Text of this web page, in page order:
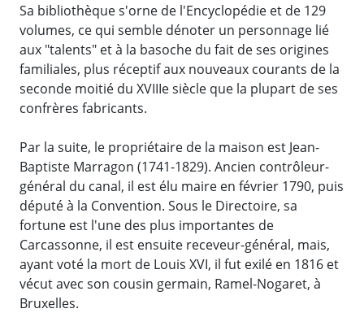
Sa bibliothèque s'orne de l'Encyclopédie et de 129
volumes, ce qui semble dénoter un personnage lié
aux "talents" et à la basoche du fait de ses origines
familiales, plus réceptif aux nouveaux courants de la
seconde moitié du XVIIIe siècle que la plupart de ses
confrères fabricants.
Par la suite, le propriétaire de la maison est Jean-
Baptiste Marragon (1741-1829). Ancien contrôleur-
général du canal, il est élu maire en février 1790, puis
député à la Convention. Sous le Directoire, sa
fortune est l'une des plus importantes de
Carcassonne, il est ensuite receveur-général, mais,
ayant voté la mort de Louis XVI, il fut exilé en 1816 et
vécut avec son cousin germain, Ramel-Nogaret, à
Bruxelles.